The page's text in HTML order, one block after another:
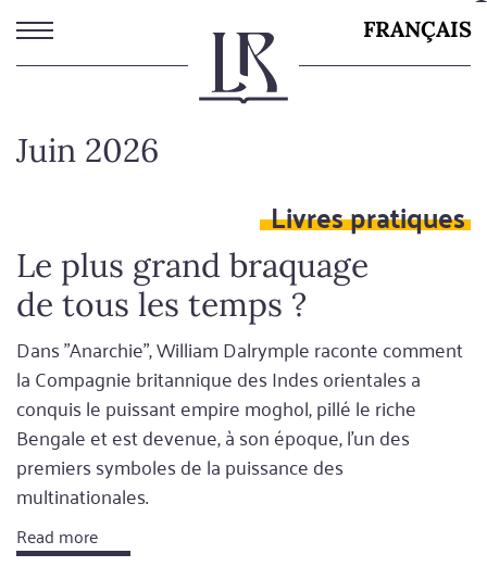
Aller
au
contenu
FRANÇAIS
Juin 2026
Livres pratiques
Le plus grand braquage
de tous les temps ?
Dans "Anarchie", William Dalrymple raconte comment
la Compagnie britannique des Indes orientales a
conquis le puissant empire moghol, pillé le riche
Bengale et est devenue, à son époque, l'un des
premiers symboles de la puissance des
multinationales.
Read more